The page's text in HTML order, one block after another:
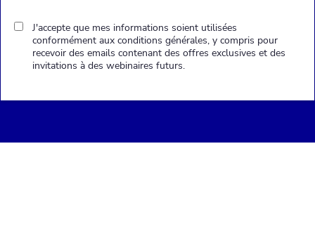
J'accepte que mes informations soient utilisées
conformément aux conditions générales, y compris pour
recevoir des emails contenant des offres exclusives et des
invitations à des webinaires futurs.